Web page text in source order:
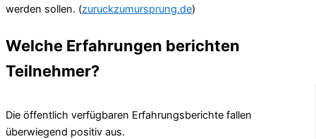
werden sollen. (zuruckzumursprung.de)
Welche Erfahrungen berichten
Teilnehmer?
Die öffentlich verfügbaren Erfahrungsberichte fallen
überwiegend positiv aus.